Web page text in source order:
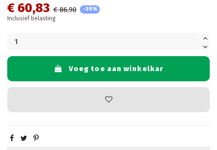
€ 60,83 € 86,90
-30%
Inclusief belasting
Voeg toe aan winkelkar